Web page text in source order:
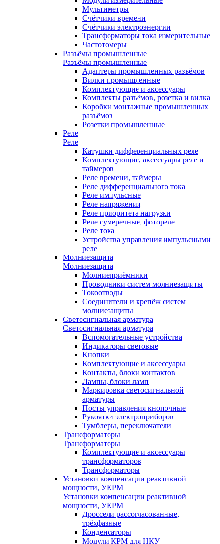
Мультиметры
Счётчики времени
Счётчики электроэнергии
Трансформаторы тока измерительные
Частотомеры
Разъёмы промышленные
Разъёмы промышленные
Адаптеры промышленных разъёмов
Вилки промышленные
Комплектующие и аксессуары
Комплекты разъёмов, розетка и вилка
Коробки монтажные промышленных
разъёмов
Розетки промышленные
Реле
Реле
Катушки дифференциальных реле
Комплектующие, аксессуары реле и
таймеров
Реле времени, таймеры
Реле дифференциального тока
Реле импульсные
Реле напряжения
Реле приоритета нагрузки
Реле сумеречные, фотореле
Реле тока
Устройства управления импульсными
реле
Молниезащита
Молниезащита
Молниеприёмники
Проводники систем молниезащиты
Токоотводы
Соединители и крепёж систем
молниезащиты
Светосигнальная арматура
Светосигнальная арматура
Вспомогательные устройства
Индикаторы световые
Кнопки
Комплектующие и аксессуары
Контакты, блоки контактов
Лампы, блоки ламп
Маркировка светосигнальной
арматуры
Посты управления кнопочные
Рукоятки электроприборов
Тумблеры, переключатели
Трансформаторы
Трансформаторы
Комплектующие и аксессуары
трансформаторов
Трансформаторы
Установки компенсации реактивной
мощности, УКРМ
Установки компенсации реактивной
мощности, УКРМ
Дроссели рассогласованные,
трёхфазные
Конденсаторы
Модули КРМ для НКУ